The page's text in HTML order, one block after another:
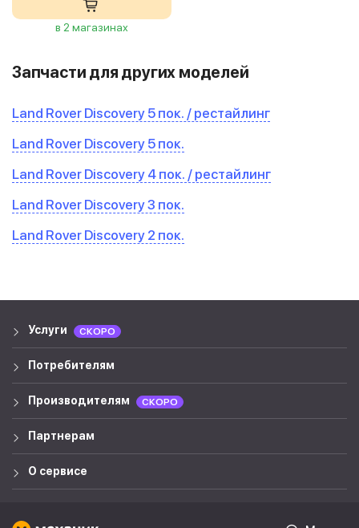
в 2 магазинах
Запчасти для других моделей
Land Rover Discovery 5 пок. / рестайлинг
Land Rover Discovery 5 пок.
Land Rover Discovery 4 пок. / рестайлинг
Land Rover Discovery 3 пок.
Land Rover Discovery 2 пок.
Услуги СКОРО
Потребителям
Производителям СКОРО
Партнерам
О сервисе